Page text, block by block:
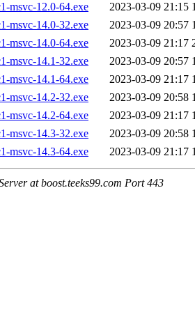
msvc-12.0-64.exe
2023-03-09 21:15
msvc-14.0-32.exe
2023-03-09 20:57
msvc-14.0-64.exe
2023-03-09 21:17
msvc-14.1-32.exe
2023-03-09 20:57
msvc-14.1-64.exe
2023-03-09 21:17
msvc-14.2-32.exe
2023-03-09 20:58
msvc-14.2-64.exe
2023-03-09 21:17
msvc-14.3-32.exe
2023-03-09 20:58
msvc-14.3-64.exe
2023-03-09 21:17
at boost.teeks99.com Port 443